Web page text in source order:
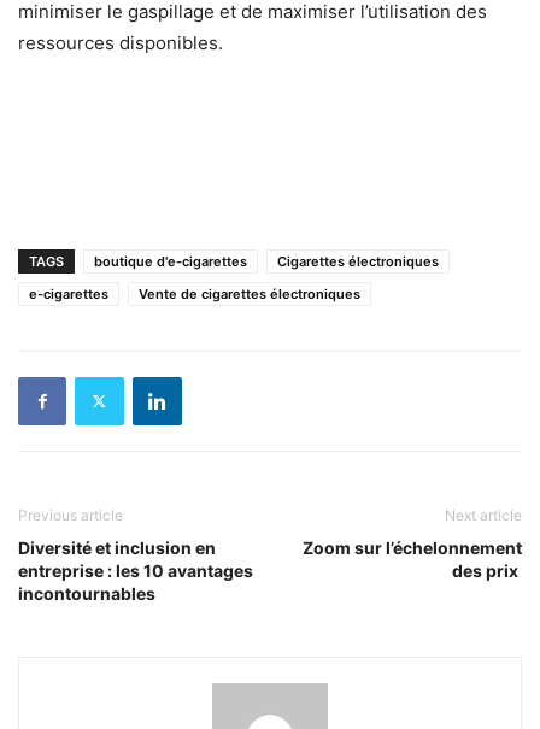
minimiser le gaspillage et de maximiser l’utilisation des
ressources disponibles.
TAGS boutique d'e-cigarettes
Cigarettes électroniques
e-cigarettes
Vente de cigarettes électroniques
Previous article
Diversité et inclusion en
entreprise : les 10 avantages
incontournables
Next article
Zoom sur l’échelonnement
des prix